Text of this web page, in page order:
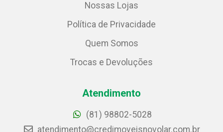
Nossas Lojas
Política de Privacidade
Quem Somos
Trocas e Devoluções
Atendimento
(81) 98802-5028
atendimento@credimoveisnovolar.com.br